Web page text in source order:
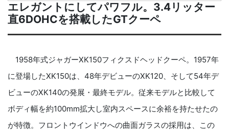
エレガントにしてパワフル。3.4リッター
直6DOHCを搭載したGTクーペ
1958年式ジャガーXK150フィクスドヘッドクーペ。1957年
に登場したXK150は、48年デビューのXK120、そして54年デ
ビューのXK140の発展・最終モデル。従来モデルと比較して
ボディ幅を約100mm拡大し室内スペースに余裕を持たせたの
が特徴。フロントウインドウへの曲面ガラスの採用は、この